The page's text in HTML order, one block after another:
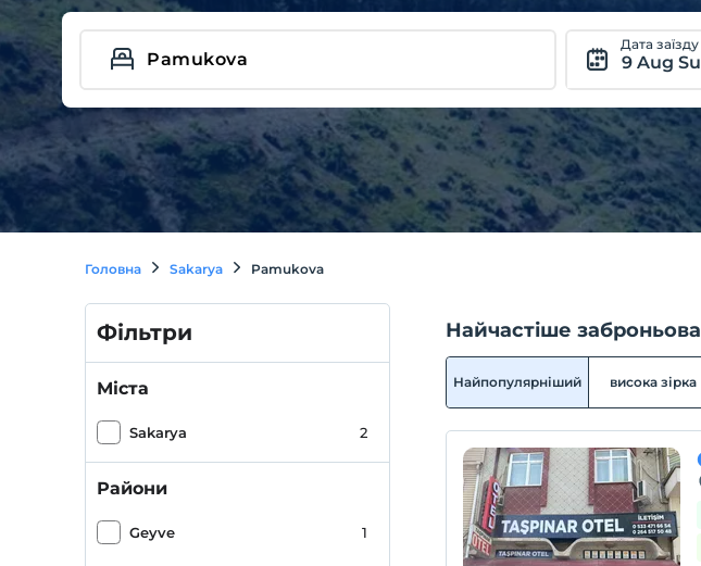
Дата заїзду
9 Aug
Головна Sakarya Pamukova
Фільтри
Міста
Sakarya 2
Райони
Geyve 1
Найчастіше
Найпопулярніший висока зірка